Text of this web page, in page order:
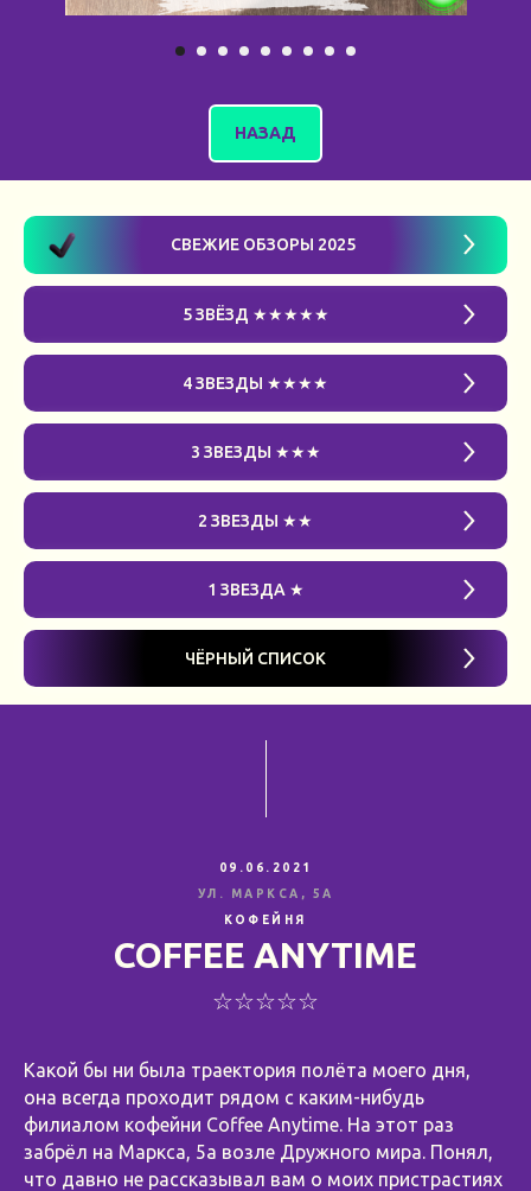
НАЗАД
СВЕЖИЕ ОБЗОРЫ 2025
5 ЗВЁЗД ★★★★★
4 ЗВЕЗДЫ ★★★★
3 ЗВЕЗДЫ ★★★
2 ЗВЕЗДЫ ★★
1 ЗВЕЗДА ★
ЧЁРНЫЙ СПИСОК
09.06.2021
УЛ. МАРКСА, 5А
КОФЕЙНЯ
COFFEE ANYTIME
☆☆☆☆☆
Какой бы ни была траектория полёта моего дня,
она всегда проходит рядом с каким-нибудь
филиалом кофейни Coffee Anytime. На этот раз
забрёл на Маркса, 5а возле Дружного мира. Понял,
что давно не рассказывал вам о моих пристрастиях